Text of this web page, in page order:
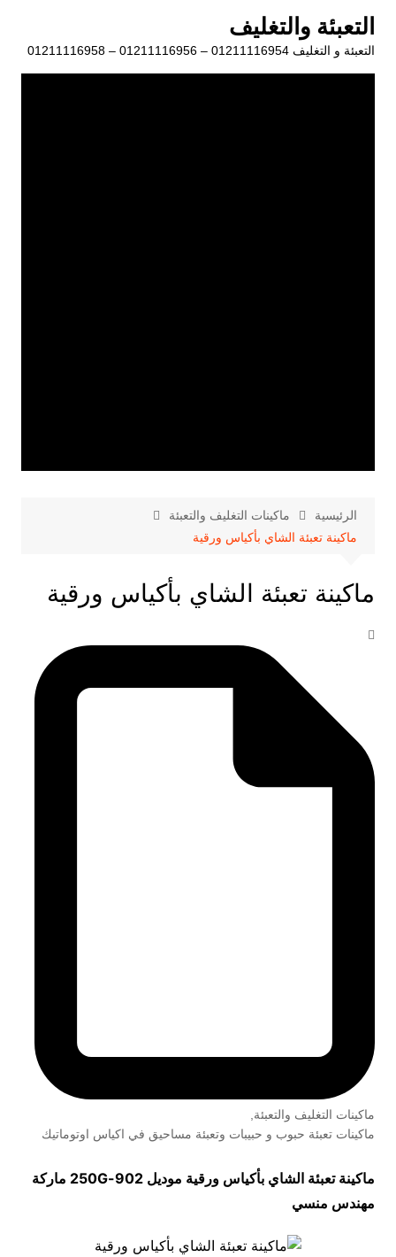
المحتوى
التعبئة والتغليف
التعبئة و التغليف 01211116954 – 01211116956 – 01211116958
الرئيسية
ماكينات التغليف والتعبئة
ماكينة تعبئة الشاي بأكياس ورقية
ماكينة تعبئة الشاي بأكياس ورقية
ماكينات التغليف والتعبئة,
ماكينات تعبئة حبوب و حبيبات وتعبئة مساحيق في اكياس اوتوماتيك
ماكينة تعبئة الشاي بأكياس ورقية موديل 902-250G
ماركة
مهندس منسي